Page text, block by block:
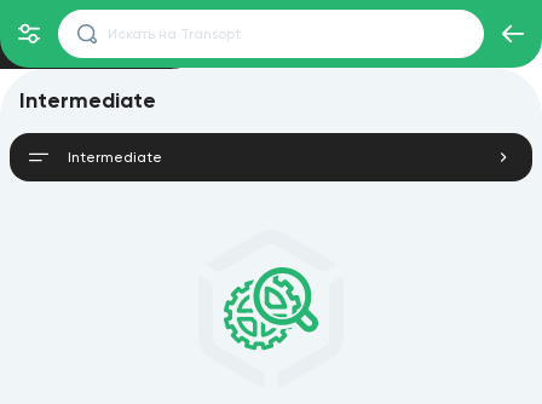
Intermediate
Intermediate